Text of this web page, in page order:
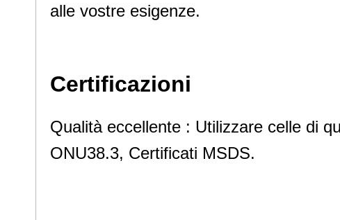
alle vostre esigenze.
Certificazioni
Qualità eccellente : Utilizzare celle di
ONU38.3, Certificati MSDS.